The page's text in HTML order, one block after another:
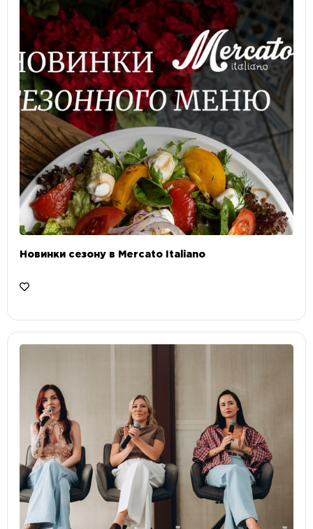
Новинки сезону в Mercato Italiano